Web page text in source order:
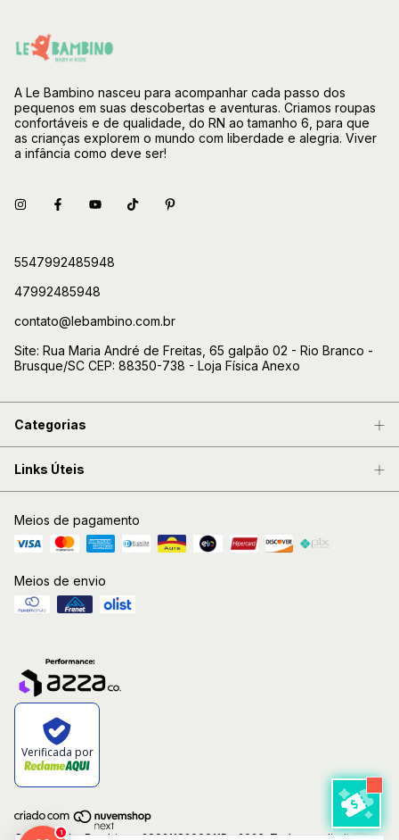
A Le Bambino nasceu para acompanhar cada passo dos
pequenos em suas descobertas e aventuras. Criamos roupas
confortáveis e de qualidade, do RN ao tamanho 6, para que
as crianças explorem o mundo com liberdade e alegria. Viver
a infância como deve ser!
5547992485948
47992485948
contato@lebambino.com.br
Site: Rua Maria André de Freitas, 65 galpão 02 - Rio Branco -
Brusque/SC CEP: 88350-738 - Loja Física Anexo
Categorias
Links Úteis
Meios de pagamento
Meios de envio
Verificada por
1